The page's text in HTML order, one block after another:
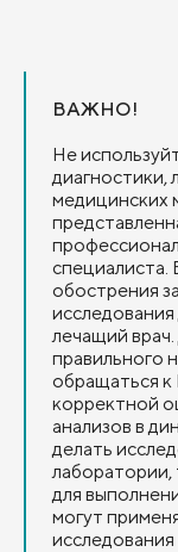
ВАЖНО!
Не
диагностики,
медицинских
специалиста.
обострения
лечащий
правильного
обращаться к
корректной
анализов в
делать
лаборатории,
для
могут